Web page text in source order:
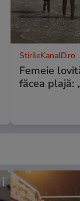
StirileKanalD.ro
Femeie
făcea plajă: